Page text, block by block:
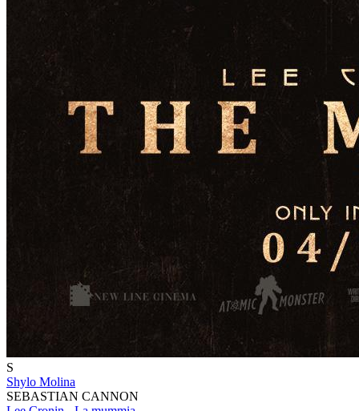
S
Shylo Molina
SEBASTIAN CANNON